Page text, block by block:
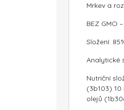
Mrkev a
BEZ GMO
Složení:
Analytické
Nutriční
(3b103)
olejů